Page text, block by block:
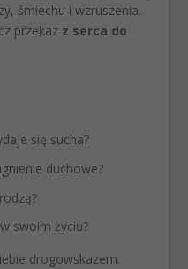
śmiechu i wzruszenia.
przekaz z serca do
się sucha?
duchowe?
swoim życiu?
drogowskazem.